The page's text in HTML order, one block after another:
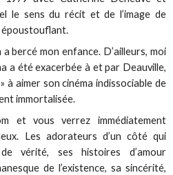
le sens du récit et de l’image de
époustouflant.
bercé mon enfance. D’ailleurs, moi
a été exacerbée à et par Deauville,
à aimer son cinéma indissociable de
immortalisée.
et vous verrez immédiatement
Les adorateurs d’un côté qui
vérité, ses histoires d’amour
de l’existence, sa sincérité,